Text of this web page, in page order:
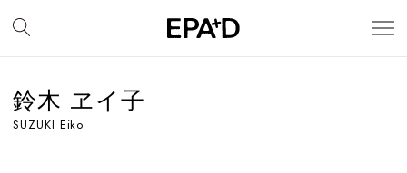
鈴木 ヱイ子
SUZUKI Eiko